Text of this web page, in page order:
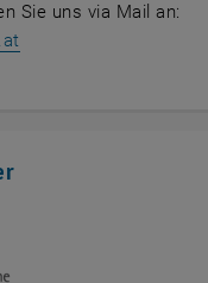
Sie uns via Mail an: